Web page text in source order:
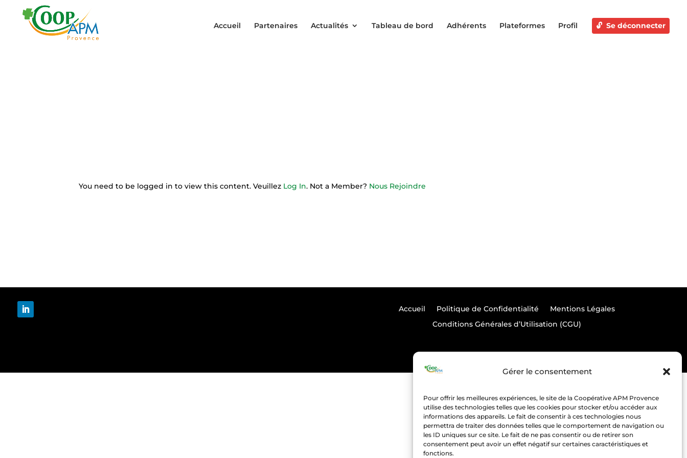
Gérer le consentement
Pour offrir les meilleures expériences, le site de la Coopérative APM Provence
utilise des technologies telles que les cookies pour stocker et/ou accéder aux
informations des appareils. Le fait de consentir à ces technologies nous
permettra de traiter des données telles que le comportement de navigation ou
les ID uniques sur ce site. Le fait de ne pas consentir ou de retirer son
consentement peut avoir un effet négatif sur certaines caractéristiques et
fonctions.
Accueil Partenaires Actualités Tableau de bord Adhérents Plateformes Profil Se déconnecter
You need to be logged in to view this content. Veuillez Log In. Not a Member? Nous Rejoindre
Accueil Politique de Confidentialité
Mentions Légales
Conditions Générales d’Utilisation (CGU)